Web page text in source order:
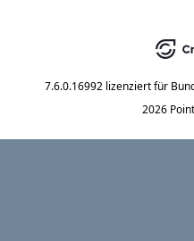
7.6.0.16992 lizenziert für
2026